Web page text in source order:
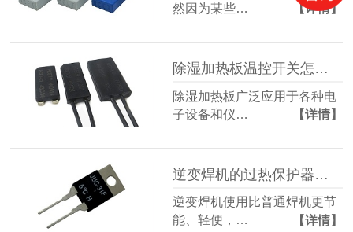
然因为某些…
【详情】
除湿加热板温控开关怎么选？-HCET-C1系列南京海川电子
除湿加热板广泛应用于各种电
子设备和仪…
【详情】
逆变焊机的过热保护器案例-JUC-31温控开关
逆变焊机使用比普通焊机更节
能、轻便，…
【详情】